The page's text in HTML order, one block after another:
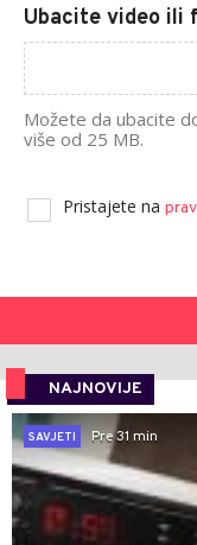
Ubacite video ili
Možete da ubacite
više od 25 MB.
Pristajete na
NAJNOVIJE
SAVJETI
Pre 31 min